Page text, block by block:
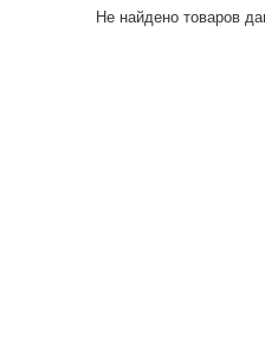
Не найдено товаров